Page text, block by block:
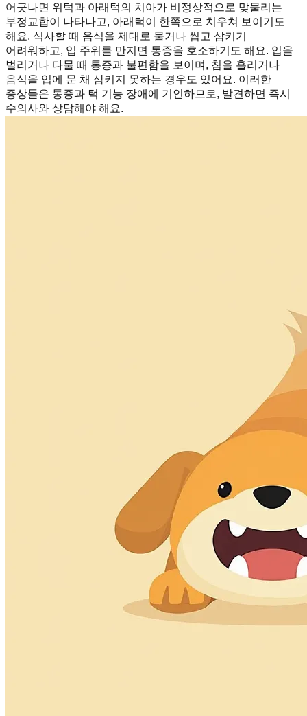
어긋나면 위턱과 아래턱의 치아가 비정상적으로 맞물리는
부정교합이 나타나고, 아래턱이 한쪽으로 치우쳐 보이기도
해요. 식사할 때 음식을 제대로 물거나 씹고 삼키기
어려워하고, 입 주위를 만지면 통증을 호소하기도 해요. 입을
벌리거나 다물 때 통증과 불편함을 보이며, 침을 흘리거나
음식을 입에 문 채 삼키지 못하는 경우도 있어요. 이러한
증상들은 통증과 턱 기능 장애에 기인하므로, 발견하면 즉시
수의사와 상담해야 해요.